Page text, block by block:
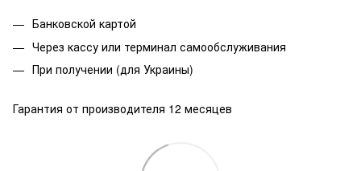
Банковской картой
Через кассу или терминал самообслуживания
При получении (для Украины)
Гарантия от производителя 12 месяцев